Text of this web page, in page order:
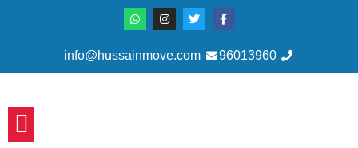
96013960
info@hussainmove.com